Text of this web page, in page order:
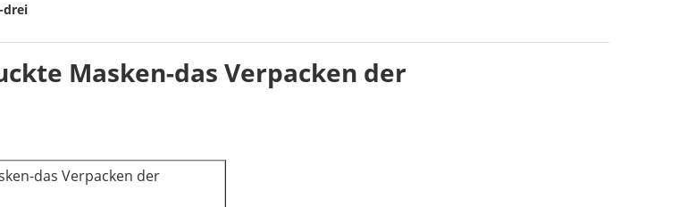
drei
Masken-das Verpacken der
das Verpacken der